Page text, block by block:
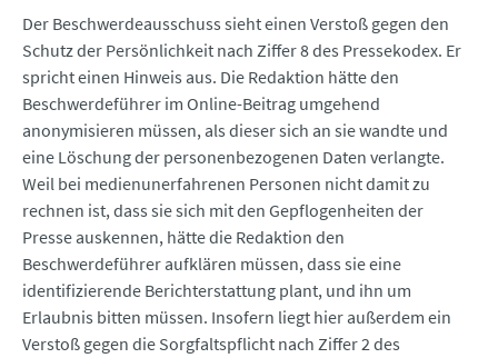
Der Beschwerdeausschuss sieht einen Verstoß gegen den
Schutz der Persönlichkeit nach Ziffer 8 des Pressekodex. Er
spricht einen Hinweis aus. Die Redaktion hätte den
Beschwerdeführer im Online-Beitrag umgehend
anonymisieren müssen, als dieser sich an sie wandte und
eine Löschung der personenbezogenen Daten verlangte.
Weil bei medienunerfahrenen Personen nicht damit zu
rechnen ist, dass sie sich mit den Gepflogenheiten der
Presse auskennen, hätte die Redaktion den
Beschwerdeführer aufklären müssen, dass sie eine
identifizierende Berichterstattung plant, und ihn um
Erlaubnis bitten müssen. Insofern liegt hier außerdem ein
Verstoß gegen die Sorgfaltspflicht nach Ziffer 2 des